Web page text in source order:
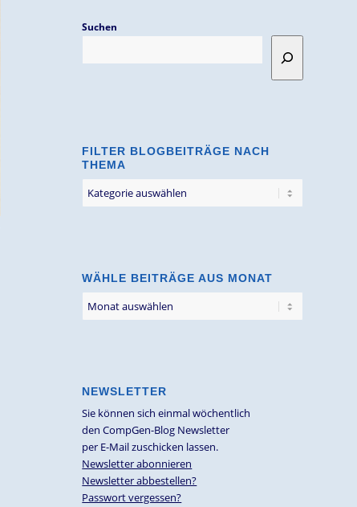
Suchen
FILTER BLOGBEITRÄGE NACH
THEMA
Blogbeiträge
WÄHLE BEITRÄGE AUS MONAT
NEWSLETTER
Sie können sich einmal wöchentlich
den CompGen-Blog Newsletter
per E-Mail zuschicken lassen.
Newsletter abonnieren
Newsletter abbestellen?
Passwort vergessen?